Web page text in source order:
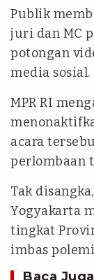
Publik
juri dan MC
potongan
media sosial.
MPR RI
acara
perlombaan
Tak
Yogyakarta
tingkat
imbas
Baca Juga